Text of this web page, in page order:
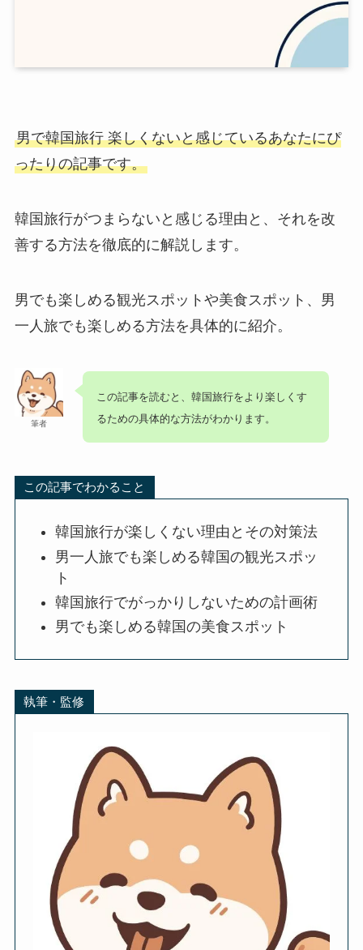
男で韓国旅行 楽しくないと感じているあなたにぴ
ったりの記事です。
韓国旅行がつまらないと感じる理由と、それを改
善する方法を徹底的に解説します。
男でも楽しめる観光スポットや美食スポット、男
一人旅でも楽しめる方法を具体的に紹介。
筆者
この記事を読むと、韓国旅行をより楽しくす
るための具体的な方法がわかります。
この記事でわかること
韓国旅行が楽しくない理由とその対策法
男一人旅でも楽しめる韓国の観光スポッ
ト
韓国旅行でがっかりしないための計画術
男でも楽しめる韓国の美食スポット
執筆・監修